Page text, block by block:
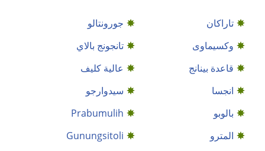
تاراكان
جورونتالو
وكسيماوى
تانجونج بالاي
قاعدة بينانج
عالية كليف
انجسا
سيدوارجو
بالوبو
Prabumulih
المترو
Gunungsitoli